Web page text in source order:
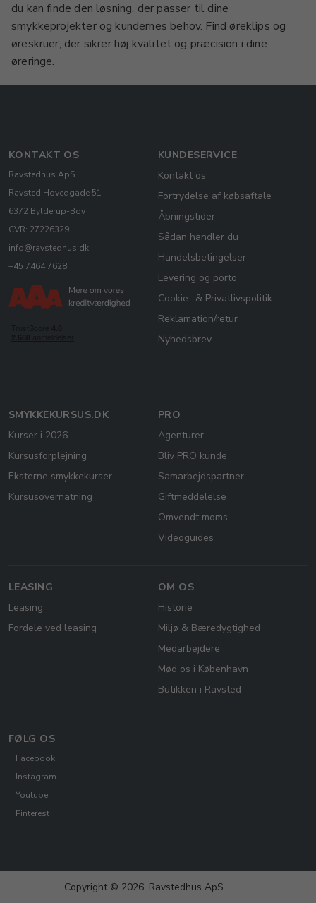
du kan finde den løsning, der passer til dine
smykkeprojekter og kundernes behov. Find øreklips og
øreskruer, der sikrer høj kvalitet og præcision i dine
øreringe.
KONTAKT OS
Ravstedhus ApS
Ravsted Hovedgade 51
6372 Bylderup-Bov
CVR: 27226329
info@ravstedhus.dk
+45 7464 7628
KUNDESERVICE
Kontakt os
Fortrydelse af købsaftale
Åbningstider
Sådan handler du
Handelsbetingelser
Levering og porto
Cookie- & Privatlivspolitik
Reklamation/retur
Nyhedsbrev
SMYKKEKURSUS.DK
Kurser i 2026
Kursusforplejning
Eksterne smykkekurser
Kursusovernatning
PRO
Agenturer
Bliv PRO kunde
Samarbejdspartner
Giftmeddelelse
Omvendt moms
Videoguides
LEASING
Leasing
Fordele ved leasing
OM OS
Historie
Miljø & Bæredygtighed
Medarbejdere
Mød os i København
Butikken i Ravsted
FØLG OS
Facebook
Instagram
Youtube
Pinterest
Copyright © 2026, Ravstedhus ApS